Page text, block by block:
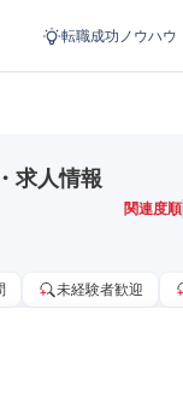
転職成功ノウハウ
求人情報
関連度順
未経験者歓迎